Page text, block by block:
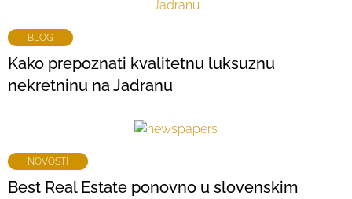
BLOG
Kako prepoznati kvalitetnu luksuznu
nekretninu na Jadranu
NOVOSTI
Best Real Estate ponovno u slovenskim